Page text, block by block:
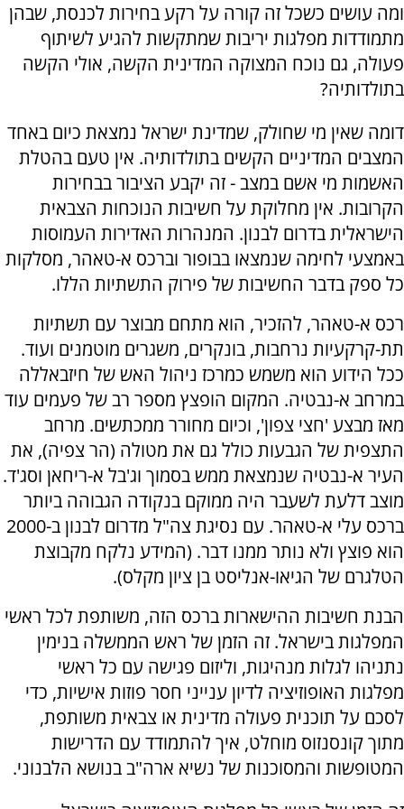
ומה עושים כשכל זה קורה על רקע בחירות לכנסת, שבהן
מתמודדות מפלגות יריבות שמתקשות להגיע לשיתוף
פעולה, גם נוכח המצוקה המדינית הקשה, אולי הקשה
בתולדותיה?
דומה שאין מי שחולק, שמדינת ישראל נמצאת כיום באחד
המצבים המדיניים הקשים בתולדותיה. אין טעם בהטלת
האשמות מי אשם במצב - זה יקבע הציבור בבחירות
הקרובות. אין מחלוקת על חשיבות הנוכחות הצבאית
הישראלית בדרום לבנון. המנהרות האדירות העמוסות
באמצעי לחימה שנמצאו בבופור וברכס א-טאהר, מסלקות
כל ספק בדבר החשיבות של פירוק התשתיות הללו.
רכס א-טאהר, להזכיר, הוא מתחם מבוצר עם תשתיות
תת-קרקעיות נרחבות, בונקרים, משגרים מוטמנים ועוד.
ככל הידוע הוא משמש כמרכז ניהול האש של חיזבאללה
במרחב א-נבטיה. המקום הופצץ מספר רב של פעמים עוד
מאז מבצע 'חצי צפון', וכיום מחורר ממכתשים. מרחב
התצפית של הגבעות כולל גם את מטולה (הר צפיה), את
העיר א-נבטיה שנמצאת ממש בסמוך וג'בל א-ריחאן וסג'ד.
מוצב דלעת לשעבר היה ממוקם בנקודה הגבוהה ביותר
ברכס עלי א-טאהר. עם נסיגת צה"ל מדרום לבנון ב-2000
הוא פוצץ ולא נותר ממנו דבר. (המידע נלקח מקבוצת
הטלגרם של הגיאו-אנליסט בן ציון מקלס).
הבנת חשיבות ההישארות ברכס הזה, משותפת לכל ראשי
המפלגות בישראל. זה הזמן של ראש הממשלה בנימין
נתניהו לגלות מנהיגות, וליזום פגישה עם כל ראשי
מפלגות האופוזיציה לדיון ענייני חסר פוזות אישיות, כדי
לסכם על תוכנית פעולה מדינית או צבאית משותפת,
מתוך קונסנזוס מוחלט, איך להתמודד עם הדרישות
המטופשות והמסוכנות של נשיא ארה"ב בנושא הלבנוני.